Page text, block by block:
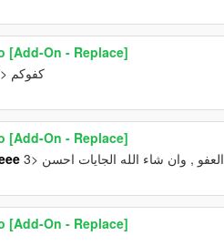
[Add-On - Replace]
كفوكم <3
[Add-On - Replace]
العفو , وان شاء الله الجايات احسن <3
[Add-On - Replace]